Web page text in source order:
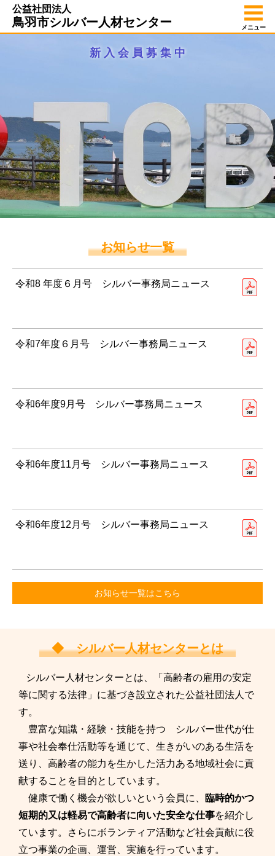
公益社団法人
鳥羽市シルバー人材センター メニュー
新 入 会 員 募 集 中
お知らせ一覧
令和8 年度６月号 シルバー事務局ニュース
令和7年度６月号 シルバー事務局ニュース
令和6年度9月号 シルバー事務局ニュース
令和6年度11月号 シルバー事務局ニュース
令和6年度12月号 シルバー事務局ニュース
お知らせ一覧はこちら
◆ シルバー人材センターとは
シルバー人材センターとは、「高齢者の雇用の安定
等に関する法律」に基づき設立された公益社団法人で
す。
豊富な知識・経験・技能を持つ シルバー世代が仕
事や社会奉仕活動等を通じて、生きがいのある生活を
送り、高齢者の能力を生かした活力ある地域社会に貢
献することを目的としています。
健康で働く機会が欲しいという会員に、
臨時的かつ
短期的又は軽易で高齢者に向いた安全な仕事を紹介し
ています。さらにボランティア活動など社会貢献に役
立つ事業の企画、運営、実施を行っています。